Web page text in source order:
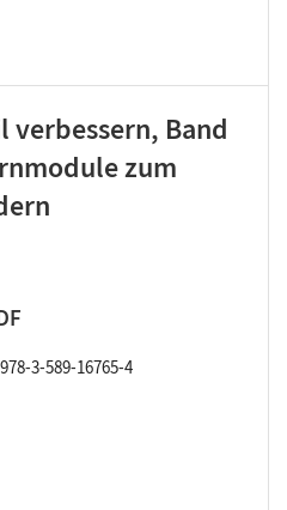
verbessern, Band
zum
3-589-16765-4